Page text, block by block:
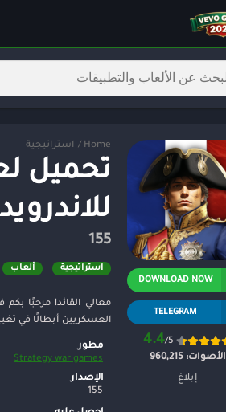
Home
/ استراتيجية
للاندرويد 2023
155
استراتيجية ألعاب
معالي القائد! مرحبًا
العسكريين أبطالًا في
DOWNLOAD NOW
TELEGRAM
4.4/5
الأصوات: 960,215
إبلاغ
مطور
Strategy war games
الإصدار
155